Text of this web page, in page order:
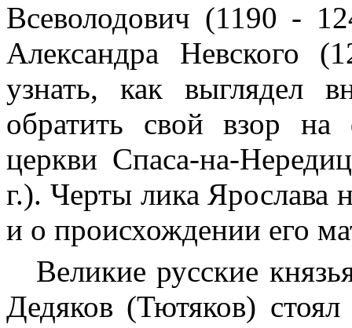
Всеволодович (1190 -
Александра Невского
узнать, как выглядел
обратить свой взор
церкви Спаса-на-
г.). Черты лика Ярослава
и о происхождении его
Великие русские
Дедяков (Тютяков)